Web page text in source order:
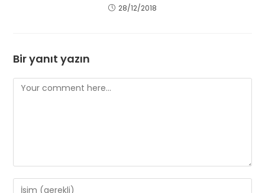
28/12/2018
Bir yanıt yazın
Comment
Enter